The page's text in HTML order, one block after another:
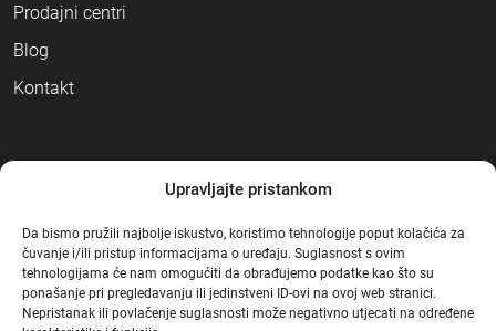
Upravljajte pristankom
Da bismo pružili najbolje iskustvo, koristimo tehnologije poput kolačića za
čuvanje i/ili pristup informacijama o uređaju. Suglasnost s ovim
tehnologijama će nam omogućiti da obrađujemo podatke kao što su
ponašanje pri pregledavanju ili jedinstveni ID-ovi na ovoj web stranici.
Nepristanak ili povlačenje suglasnosti može negativno utjecati na određene
Prodajni centri
Blog
Kontakt